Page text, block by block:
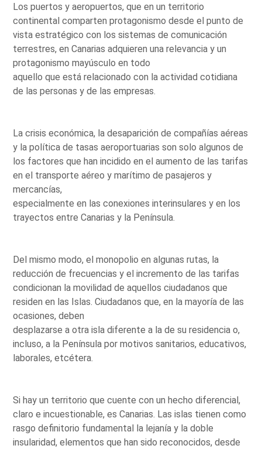
Los puertos y aeropuertos, que en un territorio
continental comparten protagonismo desde el punto de
vista estratégico con los sistemas de comunicación
terrestres, en Canarias adquieren una relevancia y un
protagonismo mayúsculo en todo
aquello que está relacionado con la actividad cotidiana
de las personas y de las empresas.
La crisis económica, la desaparición de compañías aéreas
y la política de tasas aeroportuarias son solo algunos de
los factores que han incidido en el aumento de las tarifas
en el transporte aéreo y marítimo de pasajeros y
mercancías,
especialmente en las conexiones interinsulares y en los
trayectos entre Canarias y la Península.
Del mismo modo, el monopolio en algunas rutas, la
reducción de frecuencias y el incremento de las tarifas
condicionan la movilidad de aquellos ciudadanos que
residen en las Islas. Ciudadanos que, en la mayoría de las
ocasiones, deben
desplazarse a otra isla diferente a la de su residencia o,
incluso, a la Península por motivos sanitarios, educativos,
laborales, etcétera.
Si hay un territorio que cuente con un hecho diferencial,
claro e incuestionable, es Canarias. Las islas tienen como
rasgo definitorio fundamental la lejanía y la doble
insularidad, elementos que han sido reconocidos, desde